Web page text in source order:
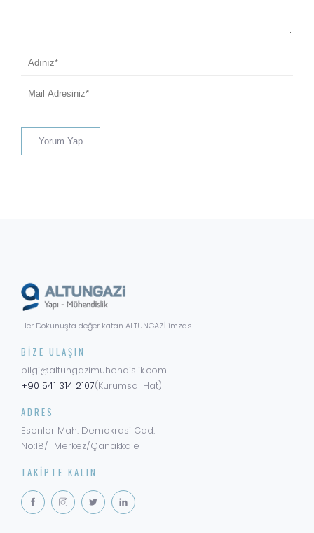
Her Dokunuşta değer katan ALTUNGAZİ imzası.
BIZE ULAŞIN
bilgi@altungazimuhendislik.com
+90 541 314 2107(Kurumsal Hat)
ADRES
Esenler Mah. Demokrasi Cad.
No:18/1 Merkez/Çanakkale
TAKIPTE KALIN